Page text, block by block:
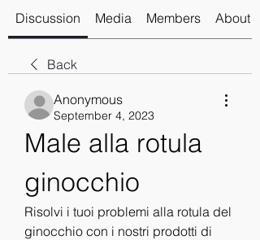
Discussion Media Members About
Back
Anonymous
September 4, 2023
Male alla rotula
ginocchio
Risolvi i tuoi problemi alla rotula del
ginocchio con i nostri prodotti di